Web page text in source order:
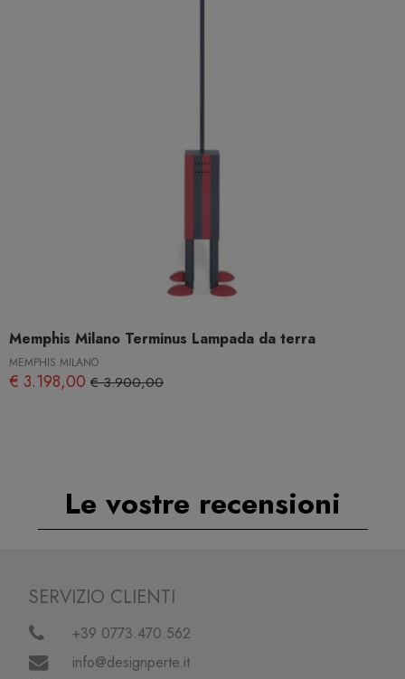
Memphis Milano Terminus Lampada da terra
MEMPHIS MILANO
€ 3.198,00 € 3.900,00
Le vostre recensioni
SERVIZIO CLIENTI
+39 0773.470.562
info@designperte.it